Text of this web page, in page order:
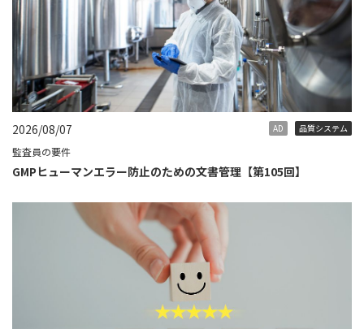
2026/08/07 AD 品質システム
監査員の要件
GMPヒューマンエラー防止のための文書管理【第105回】